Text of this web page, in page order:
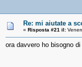
Re: mi aiutate a
« Risposta #21 il:
ora davvero ho bisogno